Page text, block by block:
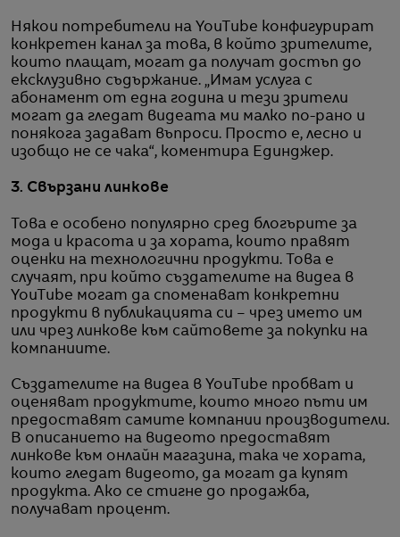
Някои потребители на YouTube конфигурират
конкретен канал за това, в който зрителите,
които плащат, могат да получат достъп до
ексклузивно съдържание. „Имам услуга с
абонамент от една година и тези зрители
могат да гледат видеата ми малко по-рано и
понякога задават въпроси. Просто е, лесно и
изобщо не се чака“, коментира Единджер.
3. Свързани линкове
Това е особено популярно сред блогърите за
мода и красота и за хората, които правят
оценки на технологични продукти. Това е
случаят, при който създателите на видеа в
YouTube могат да споменават конкретни
продукти в публикацията си – чрез името им
или чрез линкове към сайтовете за покупки на
компаниите.
Създателите на видеа в YouTube пробват и
оценяват продуктите, които много пъти им
предоставят самите компании производители.
В описанието на видеото предоставят
линкове към онлайн магазина, така че хората,
които гледат видеото, да могат да купят
продукта. Ако се стигне до продажба,
получават процент.